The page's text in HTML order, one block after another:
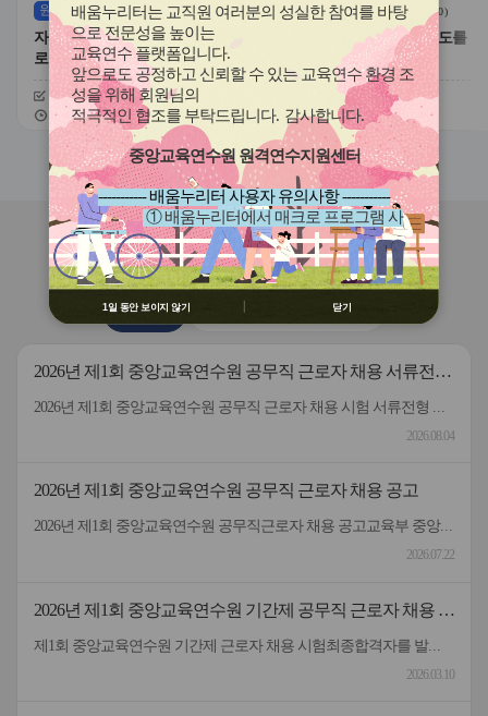
원격 (상시) ( 0)
자기주도적 진로개발 역량과 진
로학습 유형
신청기간
26.08.03 ~ 26.12.20
교육기간
26.08.03 ~ 26.12.20
원격(상시) 0)
대한민국 새내기 유권자 지도를
위한 학생 선거교육의 이해
26.07.20 ~ 26.12.20
교육기간
26.07.20 ~ 26.12.20
슬
라
이
드
버
튼
이
전
슬
이
드
버
튼
다
연수원소식
공지사항 2026 원격연수 모니터링단
2026년 제1회 중앙교육연수원 공무직 근로자 채용 서류전형
2026년 제1회 중앙교육연수원 공무직 근로자 채용 시험 서류전형 합격자 및 면접일정을 안내드립니다.* 채용분야 - 공무직(미화원)* 서류전형 합격자 : 5명* 합격자 명단 및 면접일정 안내 : 붙임 참고 * 서류 전형 합격자분들은 면접 일정을 참고하여 차질 없이 임해주길 부탁드리며, 응시해주신 모든 분들께 행복한 일들 가득하시길 바랍니다.- 중앙교육연수원 -
2026.08.04
2026년 제1회 중앙교육연수원 공무직 근로자 채용 공고
2026년 제1회 중앙교육연수원 공무직근로자 채용 공고교육부 중앙교육연수원에서 근무할 공무직 근로자를 다음과 같이 공개 모집하오니 성실하고 역량있는 분들의 많은 응시 바랍니다. 2026년 7월 22일 중앙교육연수원장1. 선발직종: 환경미화직(미화원) / 공무직 근로자2. 선발인원: 1명3. 채용기간: 계약일~정년(만65세)까지​4. 담당업무: 청사 실내외 청소 및 환경정리 등5. 근무형태: 기본근무(월~금), 1일 8시간(07:00~16:00, 휴게시간 1시간 제외) 근무6. 근무장소: 중앙교육연수원(대구 동구 혁신도시 내 위치)7. 보수: 월 236만원 수준(세전), 명절휴가비 등 별도 지급8. 원서 접수기간: 7.22.(수) ~ 7.30.(목)9. 접수방법: 방문접수, 우편접수 (공고문 참조)10. 문의전화: 중앙교육연수원 연수지원협력과 채용담당자 ☏053-980-6514
2026.07.22
2026년 제1회 중앙교육연수원 기간제 공무직 근로자 채용 시
제1회 중앙교육연수원 기간제 근로자 채용 시험최종합격자를 발표하고 등록 안내드립니다.응시해주신 모든 분께 감사드립니다.
2026.03.10
배움누리터는 교직원 여러분의 성실한 참여를 바탕
으로 전문성을 높이는
교육연수 플랫폼입니다.
앞으로도 공정하고 신뢰할 수 있는 교육연수 환경 조
성을 위해 회원님의
적극적인 협조를 부탁드립니다. 감사합니다.
중앙교육연수원 원격연수지원센터
----------- 배움누리터 사용자 유의사항 -----------
① 배움누리터에서 매크로 프로그램 사
용 금지
② 배움누리터 수강용 매크로 프로그램
제작 배포 금지
③ 유무료 매크로 프로그램 사용을 블로
그 등에 홍보 금지
유가 될 수 있음
1일 동안 보이지 않기 닫기